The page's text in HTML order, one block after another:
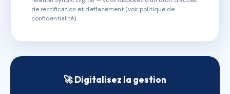
de rectification et d'effacement (voir politique de
confidentialité).
🚀 Digitalisez la gestion